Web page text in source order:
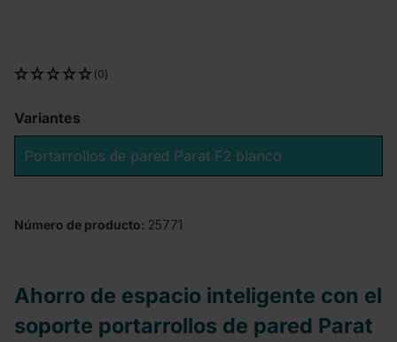
(0)
Variantes
Portarrollos de pared Parat F2 blanco
Número de producto: 25771
Ahorro de espacio inteligente con el
soporte portarrollos de pared Parat